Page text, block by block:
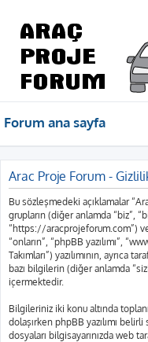
Forum ana sayfa
Arac Proje Forum -
Bu sözleşmedeki açıklamalar
grupların (diğer anlamda “biz”,
“https://aracprojeforum.com”)
“onların”, “phpBB yazılımı”,
Takımları”) yazılımının, ayrıca
bazı bilgilerin (diğer anlamda
içermektedir.
Bilgileriniz iki konu altında
dolaşırken phpBB yazılımı
dosyaları bilgisayarınızda web